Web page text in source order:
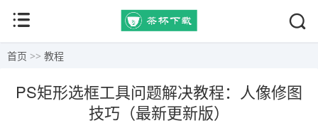
首页 >> 教程
PS矩形选框工具问题解决教程：人像修图
技巧（最新更新版）